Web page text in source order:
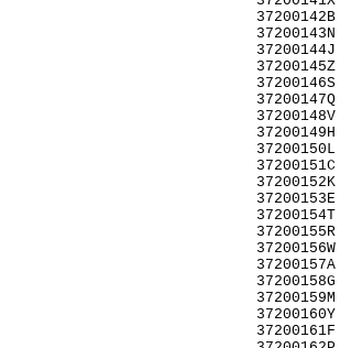
37200142B
37200143N
37200144J
37200145Z
37200146S
37200147Q
37200148V
37200149H
37200150L
37200151C
37200152K
37200153E
37200154T
37200155R
37200156W
37200157A
37200158G
37200159M
37200160Y
37200161F